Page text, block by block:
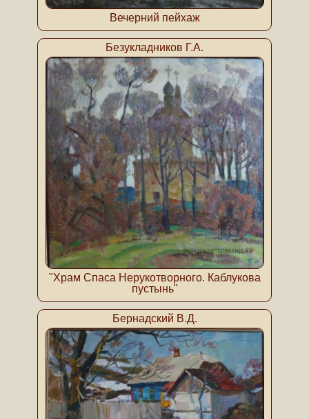
Вечерний пейхаж
Безукладников Г.А.
"Храм Спаса Нерукотворного. Каблукова
пустынь"
Бернадский В.Д.